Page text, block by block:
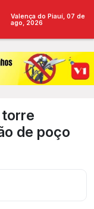
Valença do Piauí, 07 de
ago, 2026
de poço